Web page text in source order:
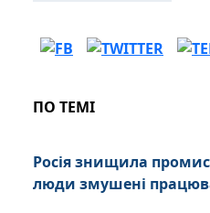
ПО ТЕМІ
Росія знищила
люди змушені